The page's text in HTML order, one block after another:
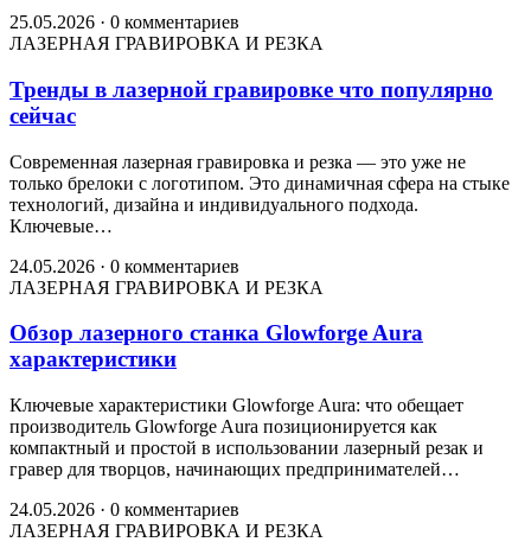
25.05.2026 · 0 комментариев
ЛАЗЕРНАЯ ГРАВИРОВКА И РЕЗКА
Тренды в лазерной гравировке что популярно
сейчас
Современная лазерная гравировка и резка — это уже не
только брелоки с логотипом. Это динамичная сфера на стыке
технологий, дизайна и индивидуального подхода.
Ключевые…
24.05.2026 · 0 комментариев
ЛАЗЕРНАЯ ГРАВИРОВКА И РЕЗКА
Обзор лазерного станка Glowforge Aura
характеристики
Ключевые характеристики Glowforge Aura: что обещает
производитель Glowforge Aura позиционируется как
компактный и простой в использовании лазерный резак и
гравер для творцов, начинающих предпринимателей…
24.05.2026 · 0 комментариев
ЛАЗЕРНАЯ ГРАВИРОВКА И РЕЗКА